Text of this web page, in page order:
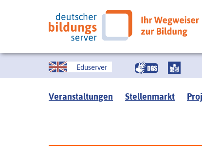
Eduserver
Veranstaltungen Stellenmarkt